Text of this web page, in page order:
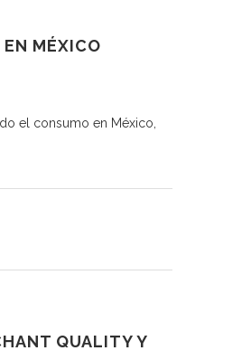
MÉXICO
el consumo en México,
QUALITY Y